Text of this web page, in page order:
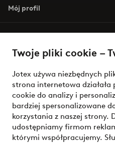
Twoje pliki cookie –
Jotex używa niezbędnych
strona internetowa
cookie do analizy i
bardziej spersonalizowane
korzystania z naszej strony.
udostępniamy firmom
którymi współpracujemy.
Mój profil
Warunki
Bezpieczne płatności -